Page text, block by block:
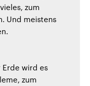
zum
Und meistens
Erde wird es
zum